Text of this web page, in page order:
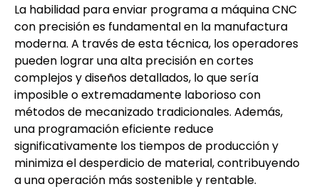
La habilidad para enviar programa a máquina CNC
con precisión es fundamental en la manufactura
moderna. A través de esta técnica, los operadores
pueden lograr una alta precisión en cortes
complejos y diseños detallados, lo que sería
imposible o extremadamente laborioso con
métodos de mecanizado tradicionales. Además,
una programación eficiente reduce
significativamente los tiempos de producción y
minimiza el desperdicio de material, contribuyendo
a una operación más sostenible y rentable.